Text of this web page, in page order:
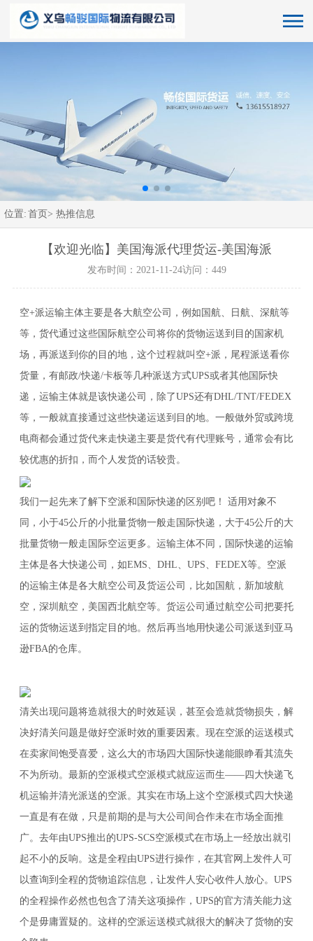
位置: 首页> 热推信息
【欢迎光临】美国海派代理货运-美国海派
发布时间：2021-11-24访问：449
空+派运输主体主要是各大航空公司，例如国航、日航、深航等
等，货代通过这些国际航空公司将你的货物运送到目的国家机
场，再派送到你的目的地，这个过程就叫空+派，尾程派送看你
货量，有邮政/快递/卡板等几种派送方式UPS或者其他国际快
递，运输主体就是该快递公司，除了UPS还有DHL/TNT/FEDEX
等，一般就直接通过这些快递运送到目的地。一般做外贸或跨境
电商都会通过货代来走快递主要是货代有代理账号，通常会有比
较优惠的折扣，而个人发货的话较贵。
我们一起先来了解下空派和国际快递的区别吧！ 适用对象不
同，小于45公斤的小批量货物一般走国际快递，大于45公斤的大
批量货物一般走国际空运更多。运输主体不同，国际快递的运输
主体是各大快递公司，如EMS、DHL、UPS、FEDEX等。空派
的运输主体是各大航空公司及货运公司，比如国航，新加坡航
空，深圳航空，美国西北航空等。货运公司通过航空公司把要托
运的货物运送到指定目的地。然后再当地用快递公司派送到亚马
逊FBA的仓库。
清关出现问题将造就很大的时效延误，甚至会造就货物损失，解
决好清关问题是做好空派时效的重要因素。现在空派的运送模式
在卖家间饱受喜爱，这么大的市场四大国际快递能眼睁看其流失
不为所动。最新的空派模式空派模式就应运而生——四大快递飞
机运输并清光派送的空派。其实在市场上这个空派模式四大快递
一直是有在做，只是前期的是与大公司间合作未在市场全面推
广。去年由UPS推出的UPS-SCS空派模式在市场上一经放出就引
起不小的反响。这是全程由UPS进行操作，在其官网上发件人可
以查询到全程的货物追踪信息，让发件人安心收件人放心。UPS
的全程操作必然也包含了清关这项操作，UPS的官方清关能力这
个是毋庸置疑的。这样的空派运送模式就很大的解决了货物的安